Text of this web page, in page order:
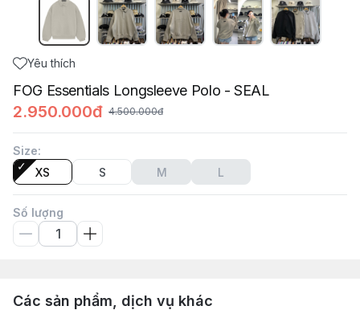
Yêu thích
FOG Essentials Longsleeve Polo - SEAL
2.950.000đ 4.500.000đ
Size:
XS
S M L
Số lượng
Các sản phẩm, dịch vụ khác